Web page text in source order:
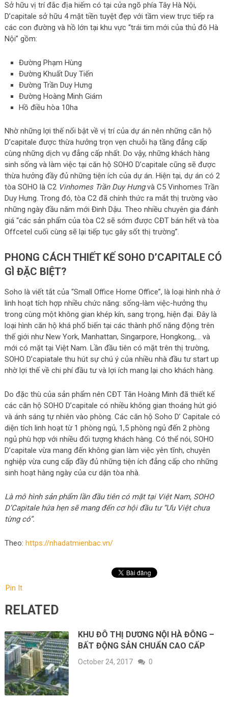
Sở hữu vị trí đắc địa hiếm có tại cửa ngõ phía Tây Hà Nội,
D’capitale sở hữu 4 mặt tiền tuyệt đẹp với tầm view trực tiếp ra
các con đường và hồ lớn tại khu vực “trái tim mới của thủ đô Hà
Nội” gồm:
Đường Phạm Hùng
Đường Khuất Duy Tiến
Đường Trần Duy Hưng
Đường Hoàng Minh Giám
Hồ điều hòa 10ha
Nhờ những lợi thế nổi bật về vị trí của dự án nên những căn hộ
D’capitale được thừa hưởng trọn vẹn chuỗi hạ tầng đẳng cấp
cùng những dịch vụ đẳng cấp nhất. Do vậy, những khách hàng
sinh sống và làm việc tại căn hộ SOHO D’capitale cũng sẽ được
thừa hưởng đầy đủ những tiện ích của dự án. Hiện tại, dự án có 2
tòa SOHO là C2 Vinhomes Trần Duy Hưngvà C5 Vinhomes Trần
Duy Hưng. Trong đó, tòa C2 đã chính thức ra mắt thị trường vào
những ngày đầu năm mới Đinh Dậu. Theo nhiều chuyên gia đánh
giá “các sản phẩm của tòa C2 sẽ sớm được CĐT bán hết và tòa
Offcetel cuối cùng sẽ lại tiếp tục gây sốt thị trường”.
PHONG CÁCH THIẾT KẾ SOHO D’CAPITALE CÓ
GÌ ĐẶC BIỆT?
Soho là viết tắt của “Small Office Home Office”, là loại hình nhà ở
linh hoạt tích hợp nhiều chức năng: sống-làm việc-hưởng thụ
trong cùng một không gian khép kín, sang trọng, hiện đại. Đây là
loại hình căn hộ khá phổ biến tại các thành phố năng động trên
thế giới như New York, Manhattan, Singarpore, Hongkong,… và
mới có mặt tại Việt Nam. Lần đầu tiên có mặt trên thị trường,
SOHO D’capiatale thu hút sự chú ý của nhiều nhà đầu tư start up
nhờ lợi thế về chi phí đầu tư và lợi ích mang lại cho khách hàng.
Do đặc thù của sản phẩm nên CĐT Tân Hoàng Minh đã thiết kế
các căn hộ SOHO D’capitale có nhiều không gian thoáng hút gió
và ánh sáng tự nhiên vào phòng. Các căn hộ Soho D’ Capitale có
diện tích linh hoạt từ 1 phòng ngủ, 1,5 phòng ngủ đến 2 phòng
ngủ phù hợp với nhiều đối tượng khách hàng. Có thể nói, SOHO
D’capitale vừa mang đến không gian làm việc yên tĩnh, chuyên
nghiệp vừa cung cấp đầy đủ những tiện ích đẳng cấp cho những
sinh hoạt hàng ngày của cư dận tòa nhà.
Là mô hình sản phẩm lần đầu tiên có mặt tại Việt Nam, SOHO
D’Capitale hứa hẹn sẽ mang đến cơ hội đầu tư “Ưu Việt chưa
từng có”.
Theo: https://nhadatmienbac.vn/
Pin It
RELATED
KHU ĐÔ THỊ DƯƠNG NỘI HÀ ĐÔNG –
BẤT ĐỘNG SẢN CHUẨN CAO CẤP
October 24, 2017 0